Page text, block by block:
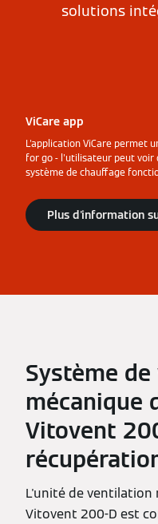
solutions
ViCare app
L'application ViCare permet
for go - l'utilisateur peut voir
système de chauffage
Plus d'information
Système
mécanique
Vitovent
L'unité de ventilation
Vitovent 200-D est